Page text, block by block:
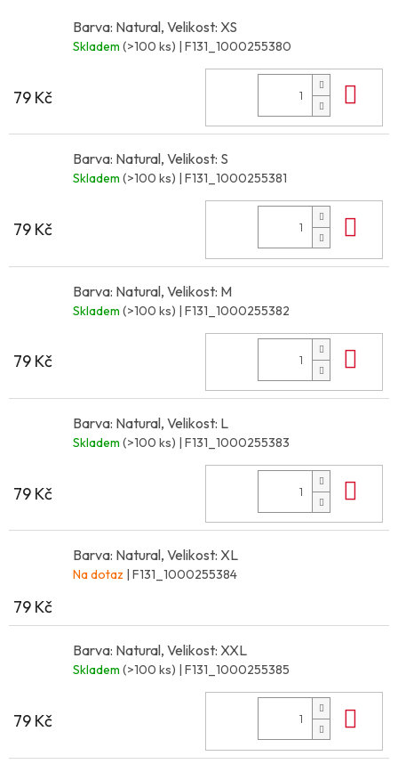
Barva: Natural, Velikost: XS
Skladem (>100 ks) | F131_1000255380
79 Kč
Barva: Natural, Velikost: S
Skladem (>100 ks) | F131_1000255381
79 Kč
Barva: Natural, Velikost: M
Skladem (>100 ks) | F131_1000255382
79 Kč
Barva: Natural, Velikost: L
Skladem (>100 ks) | F131_1000255383
79 Kč
Barva: Natural, Velikost: XL
Na dotaz | F131_1000255384
79 Kč
Barva: Natural, Velikost: XXL
Skladem (>100 ks) | F131_1000255385
79 Kč